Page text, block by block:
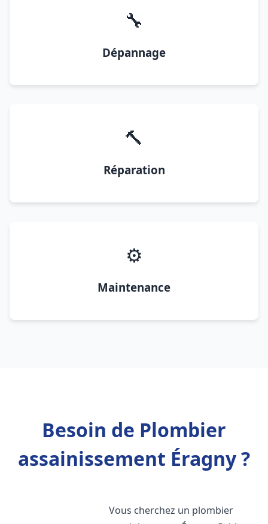
🔧
Dépannage
🔨
Réparation
⚙️
Maintenance
Besoin de Plombier
assainissement Éragny ?
Vous cherchez un plombier